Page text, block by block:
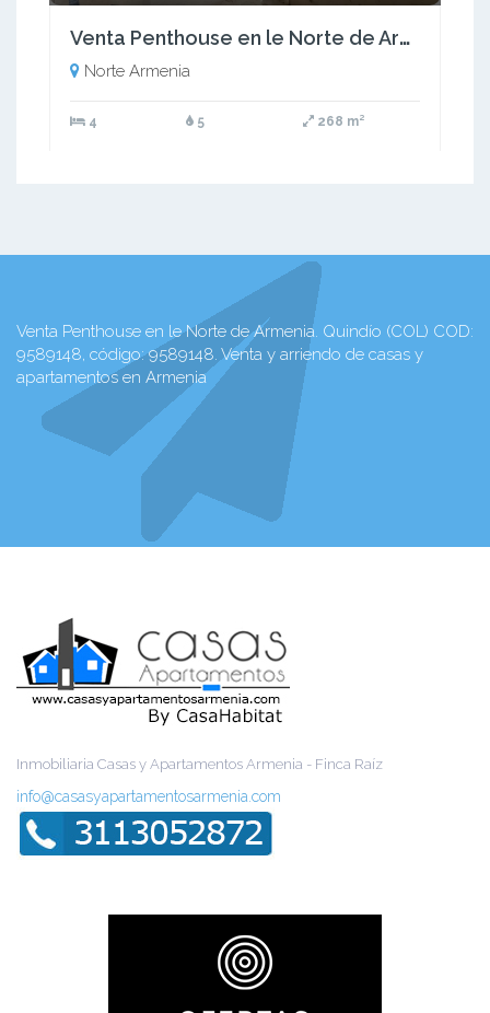
Venta Penthouse en le Norte de Armenia. Quindío (COL) COD: 9589148
Norte Armenia
4 5 268 m²
Venta Penthouse en le Norte de Armenia. Quindío (COL) COD:
9589148, código: 9589148. Venta y arriendo de casas y
apartamentos en Armenia
Inmobiliaria Casas y Apartamentos Armenia - Finca Raíz
info@casasyapartamentosarmenia.com